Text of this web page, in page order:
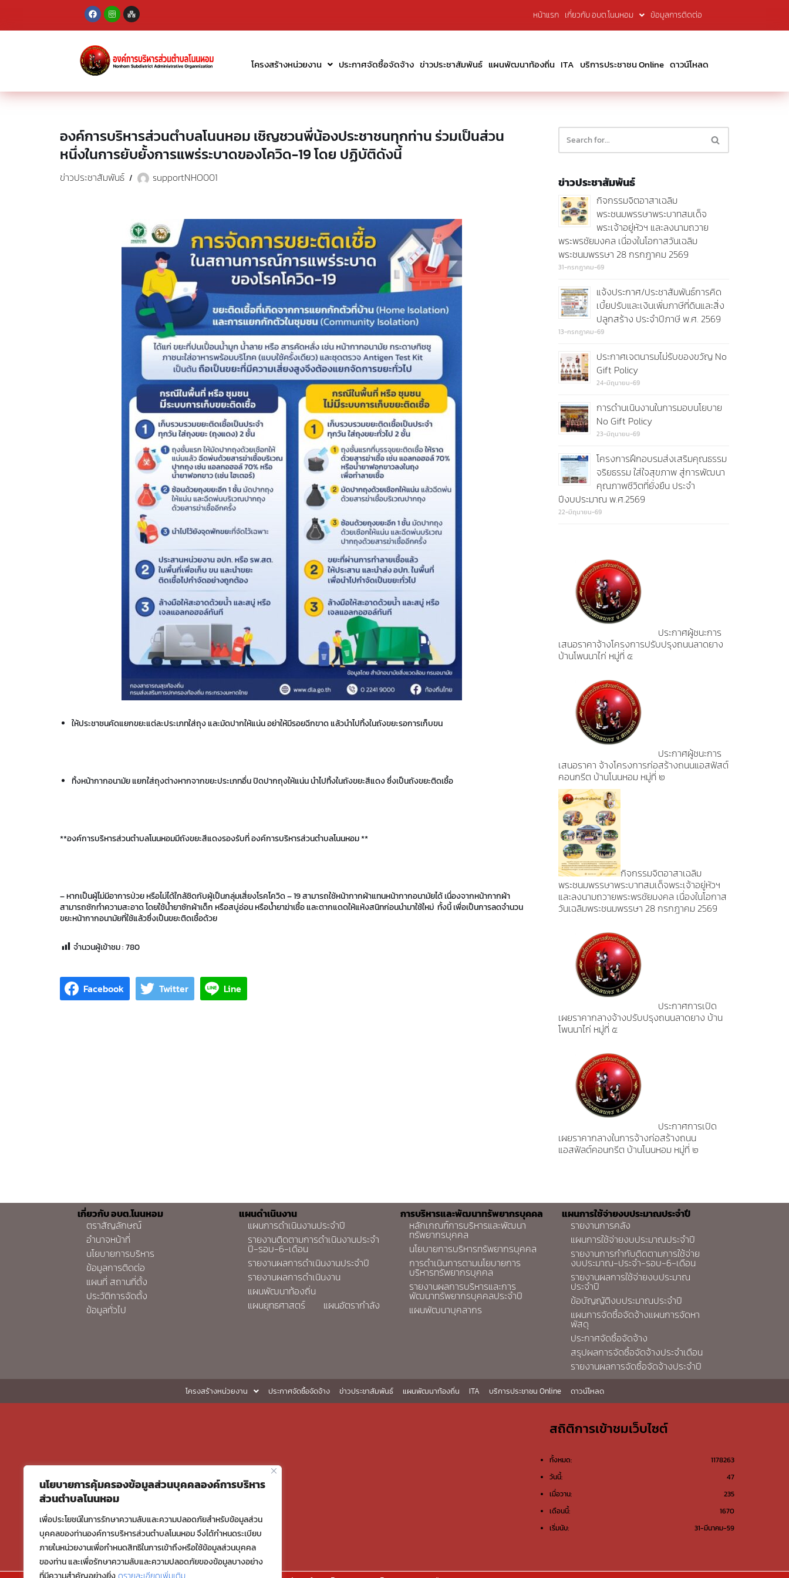
นโยบายการคุ้มครองข้อมูลส่วนบุคคลองค์การบริหาร
ส่วนตำบลโนนหอม
เพื่อประโยชน์ในการรักษาความลับและความปลอดภัยสำหรับข้อมูลส่วน
บุคคลของท่านองค์การบริหารส่วนตำบลโนนหอม จึงได้กำหนดระเบียบ
ภายในหน่วยงานเพื่อกำหนดสิทธิในการเข้าถึงหรือใช้ข้อมูลส่วนบุคคล
ของท่าน และเพื่อรักษาความลับและความปลอดภัยของข้อมูลบางอย่าง
Skip
หน้าแรก เกี่ยวกับ อบต.โนนหอม ข้อมูลการติดต่อ
โครงสร้างหน่วยงาน ประกาศจัดซื้อจัดจ้าง ข่าวประชาสัมพันธ์ แผนพัฒนาท้องถิ่น ITA บริการประชาชน Online ดาวน์โหลด
องค์การบริหารส่วนตำบลโนนหอม เชิญชวนพี่น้องประชาชนทุกท่าน ร่วมเป็นส่วน
หนึ่งในการยับยั้งการแพร่ระบาดของโควิด-19 โดย ปฏิบัติดังนี้
ข่าวประชาสัมพันธ์ supportNHO001
ให้ประชาชนคัดแยกขยะแต่ละประเภทใส่ถุง และมัดปากให้แน่น อย่าให้มีรอยฉีกขาด แล้วนำไปทิ้งในถังขยะรอการเก็บขน
ทิ้งหน้ากากอนามัย แยกใส่ถุงต่างหากจากขยะประเภทอื่น ปิดปากถุงให้แน่น นำไปทิ้งในถังขยะสีแดง ซึ่งเป็นถังขยะติดเชื้อ
**องค์การบริหารส่วนตำบลโนนหอมมีถังขยะสีแดงรองรับที่ องค์การบริหารส่วนตำบลโนนหอม **
– หากเป็นผู้ไม่มีอาการป่วย หรือไม่ได้ใกล้ชิดกับผู้เป็นกลุ่มเสี่ยงโรคโควิด – 19 สามารถใช้หน้ากากผ้าแทนหน้ากากอนามัยได้ เนื่องจากหน้ากากผ้า
สามารถซักทำความสะอาด โดยใช้น้ำยาซักผ้าเด็ก หรือสบู่อ่อน หรือน้ำยาฆ่าเชื้อ และตากแดดให้แห้งสนิทก่อนนำมาใช้ใหม่ ทั้งนี้ เพื่อเป็นการลดจำนวน
ขยะหน้ากากอนามัยที่ใช้แล้วซึ่งเป็นขยะติดเชื้อด้วย
จำนวนผู้เข้าชม :780
Facebook Twitter Line
ข่าวประชาสัมพันธ์
กิจกรรมจิตอาสาเฉลิม
พระชนมพรรษาพระบาทสมเด็จ
พระเจ้าอยู่หัวฯ และลงนามถวาย
พระพรชัยมงคล เนื่องในโอกาสวันเฉลิม
พระชนมพรรษา 28 กรกฎาคม 2569
31-กรกฎาคม-69
แจ้งประกาศ/ประชาสัมพันธ์การคิด
เบี้ยปรับและเงินเพิ่มภาษีที่ดินและสิ่ง
ปลูกสร้าง ประจำปีภาษี พ.ศ. 2569
13-กรกฎาคม-69
ประกาศเจตนารมไม่รับของขวัญ No
Gift Policy
24-มิถุนายน-69
การดำนเนินงานในการมอบนโยบาย
No Gift Policy
23-มิถุนายน-69
โครงการฝึกอบรมส่งเสริมคุณธรรม
จริยธรรม ใส่ใจสุขภาพ สู่การพัฒนา
คุณภาพชีวิตที่ยั่งยืน ประจำ
ปีงบประมาณ พ.ศ.2569
22-มิถุนายน-69
ประกาศผู้ชนะการ
เสนอราคาจ้างโครงการปรับปรุงถนนลาดยาง
บ้านโพนนาไก่ หมู่ที่ ๕
ประกาศผู้ชนะการ
เสนอราคา จ้างโครงการก่อสร้างถนนแอสฟัสต์
คอนกรีต บ้านโนนหอม หมู่ที่ ๒
กิจกรรมจิตอาสาเฉลิม
พระชนมพรรษาพระบาทสมเด็จพระเจ้าอยู่หัวฯ
และลงนามถวายพระพรชัยมงคล เนื่องในโอกาส
วันเฉลิมพระชนมพรรษา 28 กรกฎาคม 2569
ประกาศการเปิด
เผยราคากลางจ้างปรับปรุงถนนลาดยาง บ้าน
โพนนาไก่ หมู่ที่ ๕
ประกาศการเปิด
เผยราคากลางในการจ้างก่อสร้างถนน
แอสฟัลต์คอนกรีต บ้านโนนหอม หมู่ที่ ๒
เกี่ยวกับ อบต.โนนหอม
ตราสัญลักษณ์
อำนาจหน้าที่
นโยบายการบริหาร
ข้อมูลการติดต่อ
แผนที่ สถานที่ตั้ง
ประวัติการจัดตั้ง
ข้อมูลทั่วไป
แผนดำเนินงาน
แผนการดำเนินงานประจำปี
รายงานติดตามการดำเนินงานประจำ
ปี-รอบ-6-เดือน
รายงานผลการดำเนินงานประจำปี
รายงานผลการดำเนินงาน
แผนพัฒนาท้องถิ่น
แผนยุทธศาสตร์
แผนอัตรากำลัง
การบริหารและพัฒนาทรัพยากรบุคคล
หลักเกณฑ์การบริหารและพัฒนา
ทรัพยากรบุคคล
นโยบายการบริหารทรัพยากรบุคคล
การดำเนินการตามนโยบายการ
บริหารทรัพยากรบุคคล
รายงานผลการบริหารและการ
พัฒนาทรัพยากรบุคคลประจำปี
แผนพัฒนาบุคลากร
แผนการใช้จ่ายงบประมาณประจำปี
รายงานการคลัง
แผนการใช้จ่ายงบประมาณประจำปี
รายงานการกำกับติดตามการใช้จ่าย
งบประมาณ-ประจำ-รอบ-6-เดือน
รายงานผลการใช้จ่ายงบประมาณ
ประจำปี
ข้อบัญญัติงบประมาณประจำปี
แผนการจัดซื้อจัดจ้างแผนการจัดหา
พัสดุ
ประกาศจัดซื้อจัดจ้าง
สรุปผลการจัดซื้อจัดจ้างประจำเดือน
รายงานผลการจัดซื้อจัดจ้างประจำปี
โครงสร้างหน่วยงาน ประกาศจัดซื้อจัดจ้าง ข่าวประชาสัมพันธ์ แผนพัฒนาท้องถิ่น ITA บริการประชาชน Online ดาวน์โหลด
สถิติการเข้าชมเว็บไซต์
1178263
ทั้งหมด:
47
วันนี้:
235
เมื่อวาน:
1670
เดือนนี้:
31-มีนาคม-59
เริ่มนับ: